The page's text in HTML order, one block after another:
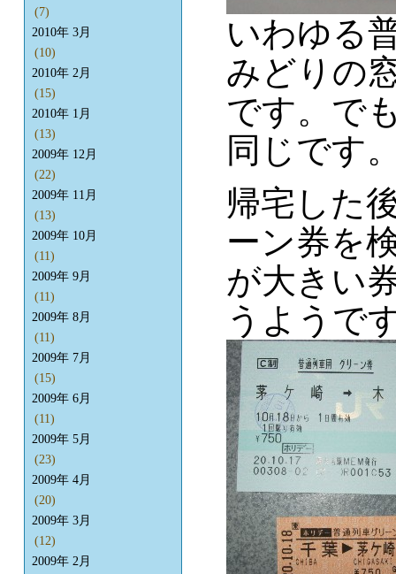
いわゆる
みどりの
です。で
同じです
帰宅した
ーン券を
が大きい
うようで
(7)
2010年 3月
(10)
2010年 2月
(15)
2010年 1月
(13)
2009年 12月
(22)
2009年 11月
(13)
2009年 10月
(11)
2009年 9月
(11)
2009年 8月
(11)
2009年 7月
(15)
2009年 6月
(11)
2009年 5月
(23)
2009年 4月
(20)
2009年 3月
(12)
2009年 2月